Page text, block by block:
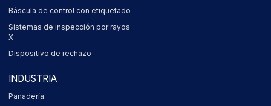
Báscula de control con etiquetado
Sistemas de inspección por rayos
X
Dispositivo de rechazo
INDUSTRIA
Panadería